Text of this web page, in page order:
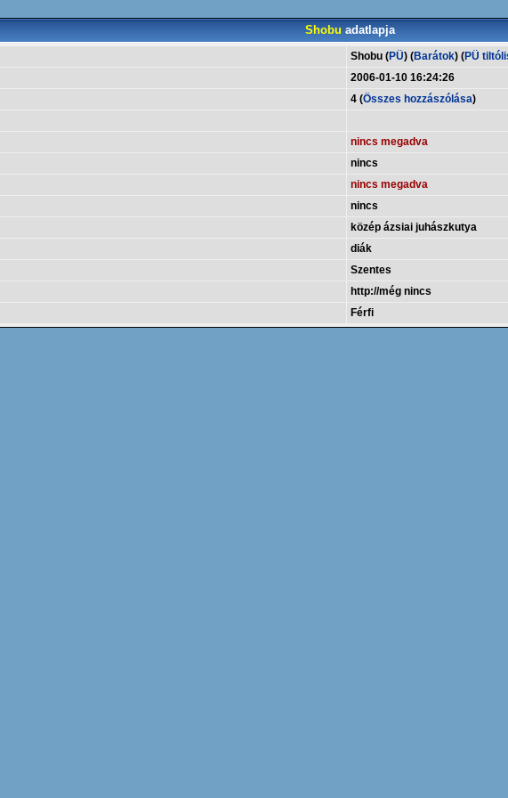
Shobuadatlapja
Shobu (PÜ) (Barátok) (PÜ
2006-01-10 16:24:26
4 (Összes hozzászólása)
nincs megadva
nincs
nincs megadva
nincs
közép ázsiai juhászkutya
diák
Szentes
http://még nincs
Férfi